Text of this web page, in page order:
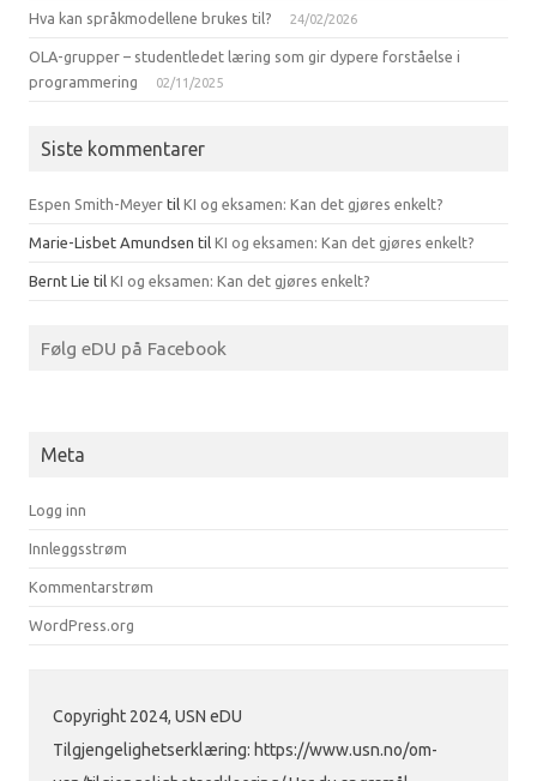
Hva kan språkmodellene brukes til? 24/02/2026
OLA-grupper – studentledet læring som gir dypere forståelse i
programmering
02/11/2025
Siste kommentarer
Espen Smith-Meyer til KI og eksamen: Kan det gjøres enkelt?
Marie-Lisbet Amundsen til KI og eksamen: Kan det gjøres enkelt?
Bernt Lie til KI og eksamen: Kan det gjøres enkelt?
Følg eDU på Facebook
Meta
Logg inn
Innleggsstrøm
Kommentarstrøm
WordPress.org
Copyright 2024, USN eDU
Tilgjengelighetserklæring: https://www.usn.no/om-